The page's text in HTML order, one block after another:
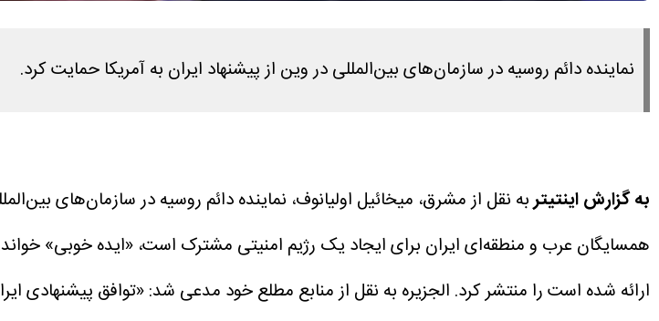
نماینده دائم روسیه در سازمان‌های بین‌المللی در وین از پیشنهاد ایران به آمریکا حمایت کرد.
به گزارش اینتیتربه نقل از مشرق، میخائیل اولیانوف، نماینده دائم روسیه در سازمان‌های
همسایگان عرب و منطقه‌ای ایران برای ایجاد یک رژیم امنیتی مشترک است، «ایده خوبی»
ارائه شده است را منتشر کرد.